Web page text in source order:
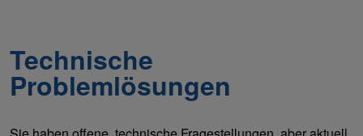
Technische
Problemlösungen